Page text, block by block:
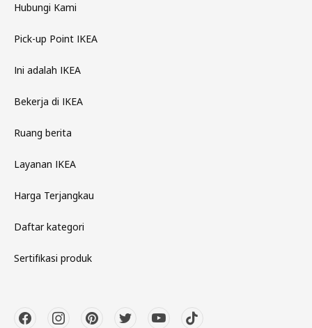
Hubungi Kami
Pick-up Point IKEA
Ini adalah IKEA
Bekerja di IKEA
Ruang berita
Layanan IKEA
Harga Terjangkau
Daftar kategori
Sertifikasi produk